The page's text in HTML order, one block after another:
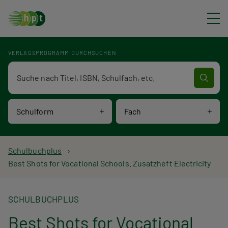
VERLAGSPROGRAMM DURCHSUCHEN
Schulform Fach
Verlagsprogramm Volltextsuche
P
a
d
Schulbuchplus
Best Shots for Vocational Schools. Zusatzheft Electricity
SCHULBUCHPLUS
Best Shots for Vocational